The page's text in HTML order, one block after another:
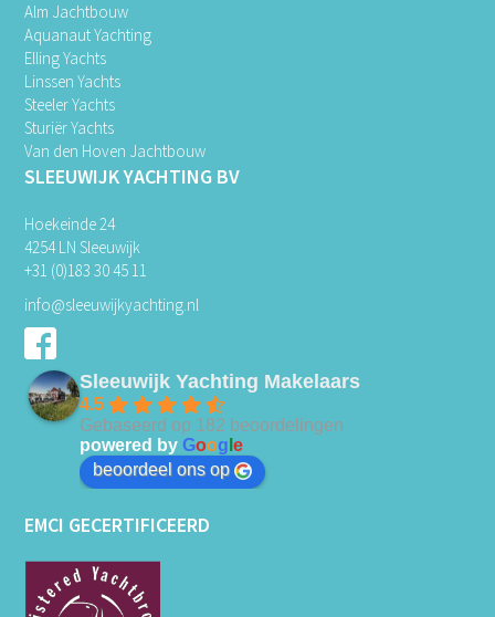
Alm Jachtbouw
Aquanaut Yachting
Elling Yachts
Linssen Yachts
Steeler Yachts
Sturiër Yachts
Van den Hoven Jachtbouw
SLEEUWIJK YACHTING BV
Hoekeinde 24
4254 LN Sleeuwijk
+31 (0)183 30 45 11
info@sleeuwijkyachting.nl
Sleeuwijk Yachting Makelaars
4.5
Gebaseerd op 182 beoordelingen
powered byGoog le
beoordeel ons op
EMCI GECERTIFICEERD